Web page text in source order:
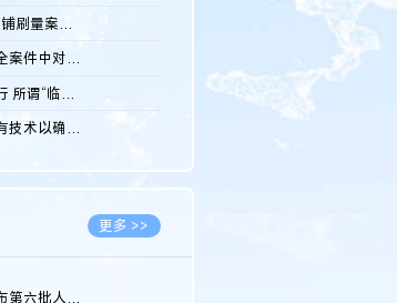
淘宝“B站推荐”店铺刷量案维持原判，两被告连带赔偿150万元
专利诉前行为保全案件中对仿制药申请人曾作出三类声明的考量及违...
直播带货诋毁同行 所谓“临场发挥”不免责
借助软件复现现有技术以确认相关参数特征是否被公开
更多 >>
最高人民法院发布第六批人民法院种业知识产权司法保护典型案例 含...